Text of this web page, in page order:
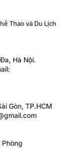
Thao và Du Lịch
Hà Nội.
Gòn, TP.HCM
Phòng